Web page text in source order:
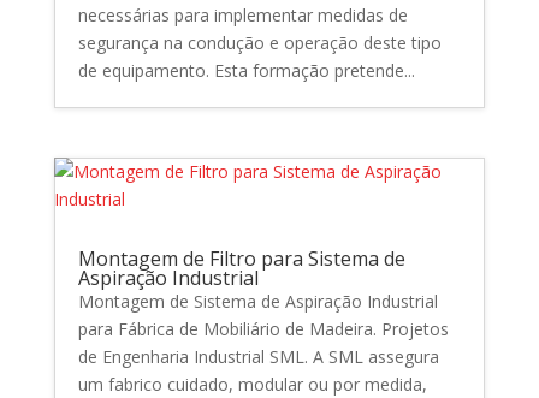
necessárias para implementar medidas de
segurança na condução e operação deste tipo
de equipamento. Esta formação pretende...
Montagem de Filtro para Sistema de
Aspiração Industrial
Montagem de Sistema de Aspiração Industrial
para Fábrica de Mobiliário de Madeira. Projetos
de Engenharia Industrial SML. A SML assegura
um fabrico cuidado, modular ou por medida,